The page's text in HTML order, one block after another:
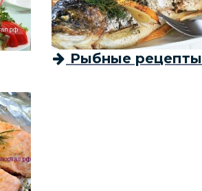
Рыбные рецепты